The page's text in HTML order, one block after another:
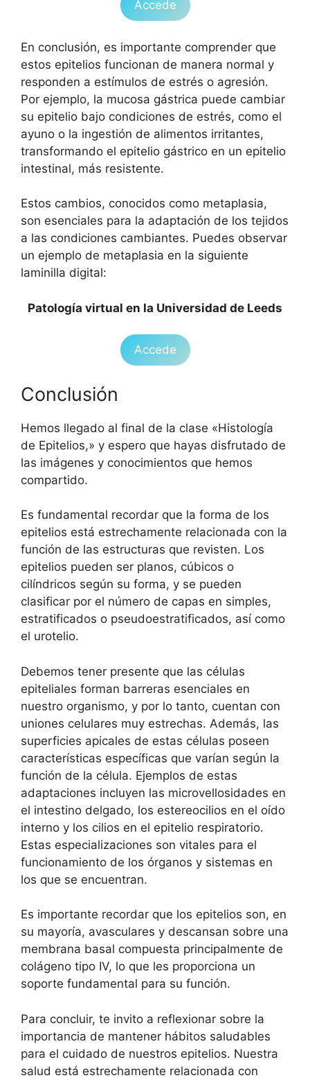
Accede
En conclusión, es importante comprender que
estos epitelios funcionan de manera normal y
responden a estímulos de estrés o agresión.
Por ejemplo, la mucosa gástrica puede cambiar
su epitelio bajo condiciones de estrés, como el
ayuno o la ingestión de alimentos irritantes,
transformando el epitelio gástrico en un epitelio
intestinal, más resistente.
Estos cambios, conocidos como metaplasia,
son esenciales para la adaptación de los tejidos
a las condiciones cambiantes. Puedes observar
un ejemplo de metaplasia en la siguiente
laminilla digital:
Patología virtual en la Universidad de Leeds
Accede
Conclusión
Hemos llegado al final de la clase «Histología
de Epitelios,» y espero que hayas disfrutado de
las imágenes y conocimientos que hemos
compartido.
Es fundamental recordar que la forma de los
epitelios está estrechamente relacionada con la
función de las estructuras que revisten. Los
epitelios pueden ser planos, cúbicos o
cilíndricos según su forma, y se pueden
clasificar por el número de capas en simples,
estratificados o pseudoestratificados, así como
el urotelio.
Debemos tener presente que las células
epiteliales forman barreras esenciales en
nuestro organismo, y por lo tanto, cuentan con
uniones celulares muy estrechas. Además, las
superficies apicales de estas células poseen
características específicas que varían según la
función de la célula. Ejemplos de estas
adaptaciones incluyen las microvellosidades en
el intestino delgado, los estereocilios en el oído
interno y los cilios en el epitelio respiratorio.
Estas especializaciones son vitales para el
funcionamiento de los órganos y sistemas en
los que se encuentran.
Es importante recordar que los epitelios son, en
su mayoría, avasculares y descansan sobre una
membrana basal compuesta principalmente de
colágeno tipo IV, lo que les proporciona un
soporte fundamental para su función.
Para concluir, te invito a reflexionar sobre la
importancia de mantener hábitos saludables
para el cuidado de nuestros epitelios. Nuestra
salud está estrechamente relacionada con